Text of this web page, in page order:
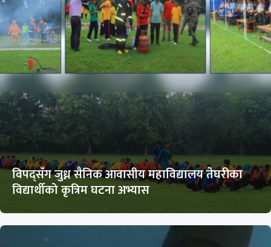
विपद्सँग जुध्न सैनिक आवासीय महाविद्यालय तेघरीका
विद्यार्थीको कृत्रिम घटना अभ्यास